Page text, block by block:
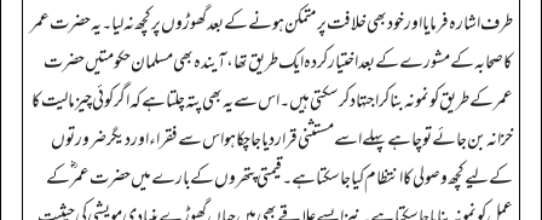
طرف اشارہ فرمایا اور خود بھی خلافت پر متمکن ہونے کے بعد گھوڑوں پر کچھ نہ لیا۔ یہ حضرت عمر
کا صحابہ کے مشورے کے بعد اختیار کردہ ایک طریق تھا، آیندہ بھی مسلمان حکومتیں حضرت
عمر کے طریق کو نمونہ بنا کر اجتہاد کر سکتی ہیں۔ اس سے یہ بھی پتہ چلتا ہے کہ اگر کوئی چیز مالیت کا
خزانہ بن جائے تو چاہے پہلے اسے مستثنی قرار دیا جا چکا ہو اس سے فقراء اور دیگر ضرورتوں
کے لیے کچھ وصولی کا انتظام کیا جا سکتا ہے۔ قیمتی پتھروں کے بارے میں حضرت عمر ؓ کے